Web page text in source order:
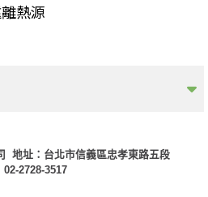
熱源
地址：台北市信義區忠孝東路五段
2728-3517